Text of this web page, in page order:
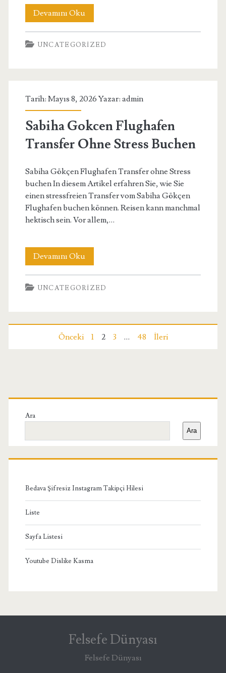
Devamını OkuAntalya
Flughafen
Transfer
UNCATEGORIZED
Tarih: Mayıs 8, 2026 Yazar: admin
Sabiha Gokcen Flughafen
Transfer Ohne Stress Buchen
Sabiha Gökçen Flughafen Transfer ohne Stress
buchen In diesem Artikel erfahren Sie, wie Sie
einen stressfreien Transfer vom Sabiha Gökçen
Flughafen buchen können. Reisen kann manchmal
hektisch sein. Vor allem,…
Devamını OkuSabiha
Gokcen
Flughafen
UNCATEGORIZED
Önceki 1 2 3 … 48 İleri
Birincil
Yan
Menü
Ara
Ara
Bedava Şifresiz Instagram Takipçi Hilesi
Liste
Sayfa Listesi
Youtube Dislike Kasma
Felsefe Dünyası
Felsefe Dünyası